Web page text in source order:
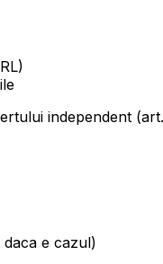
independent
e cazul)